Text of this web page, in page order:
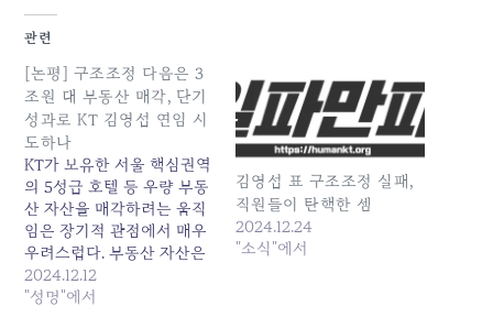
관련
[논평] 구조조정 다음은 3
조원 대 부동산 매각, 단기
성과로 KT 김영섭 연임 시
도하나
KT가 보유한 서울 핵심권역
의 5성급 호텔 등 우량 부동
산 자산을 매각하려는 움직
임은 장기적 관점에서 매우
우려스럽다. 부동산 자산은
통신 외 사업분야에서 안정
적 수익원을 창출해온 대표
2024.12.12
"성명"에서
김영섭 표 구조조정 실패,
직원들이 탄핵한 셈
2024.12.24
"소식"에서